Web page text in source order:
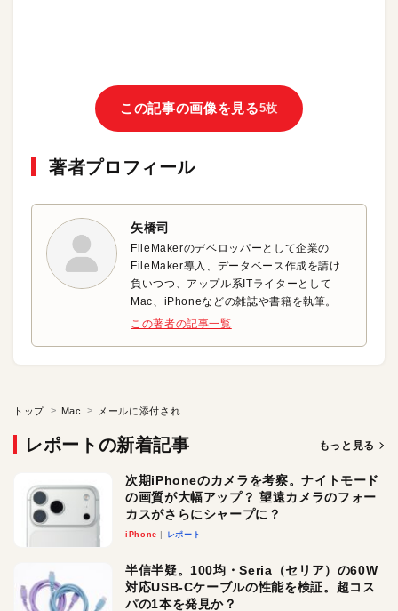
この記事の画像を見る5枚
著者プロフィール
矢橋司
FileMakerのデベロッパーとして企業の
FileMaker導入、データベース作成を請け
負いつつ、アップル系ITライターとして
Mac、iPhoneなどの雑誌や書籍を執筆。
この著者の記事一覧
トップ Mac
レポートの新着記事 もっと見る
次期iPhoneのカメラを考察。ナイトモード
の画質が大幅アップ？ 望遠カメラのフォー
カスがさらにシャープに？
iPhone レポート
半信半疑。100均・Seria（セリア）の60W
対応USB-Cケーブルの性能を検証。超コス
パの1本を発見か？